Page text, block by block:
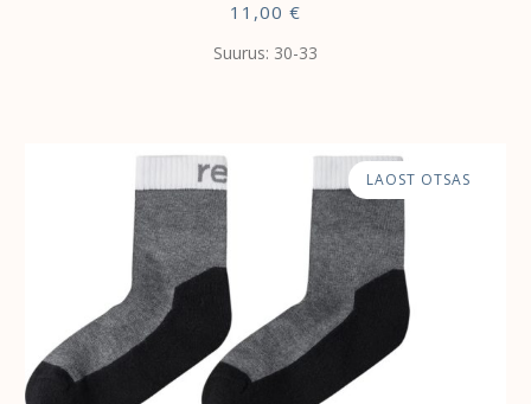
11,00 €
Suurus: 30-33
LAOST OTSAS